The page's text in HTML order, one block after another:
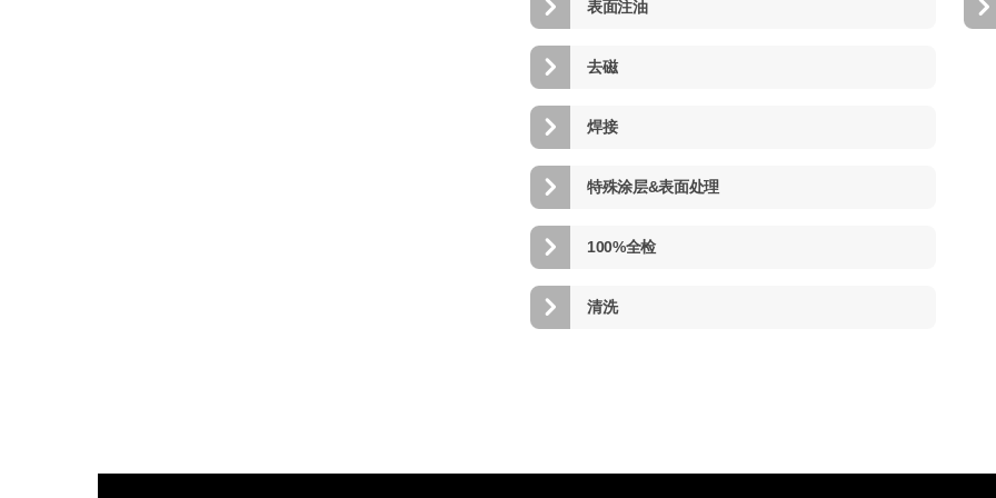
表面注油
去磁
焊接
特殊涂层&表面处理
100%全检
清洗